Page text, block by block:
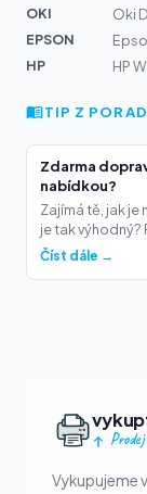
OKI
Oki
EPSON
HP
HP
TIP Z
Zdarma
nabídkou?
Zajímá tě, jak je
je tak výhodný?
Číst dále →
Vykupujeme